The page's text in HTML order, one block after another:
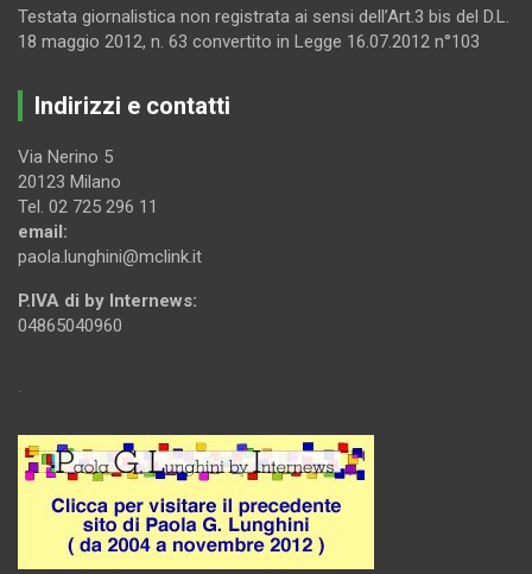
Testata giornalistica non registrata ai sensi dell’Art.3 bis del D.L.
18 maggio 2012, n. 63 convertito in Legge 16.07.2012 n°103
Indirizzi e contatti
Via Nerino 5
20123 Milano
Tel. 02 725 296 11
email:
paola.lunghini@mclink.it
P.IVA di by Internews:
04865040960
.